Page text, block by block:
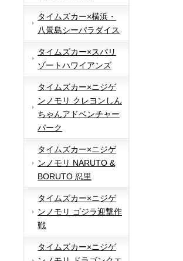
タイムズカー×横浜・
八景島シーパラダイス
タイムズカー×スパリ
ゾートハワイアンズ
タイムズカー×ニジゲ
ンノモリ クレヨンしん
ちゃんアドベンチャー
パーク
タイムズカー×ニジゲ
ンノモリ NARUTO &
BORUTO 忍里
タイムズカー×ニジゲ
ンノモリ ゴジラ迎撃作
戦
タイムズカー×ニジゲ